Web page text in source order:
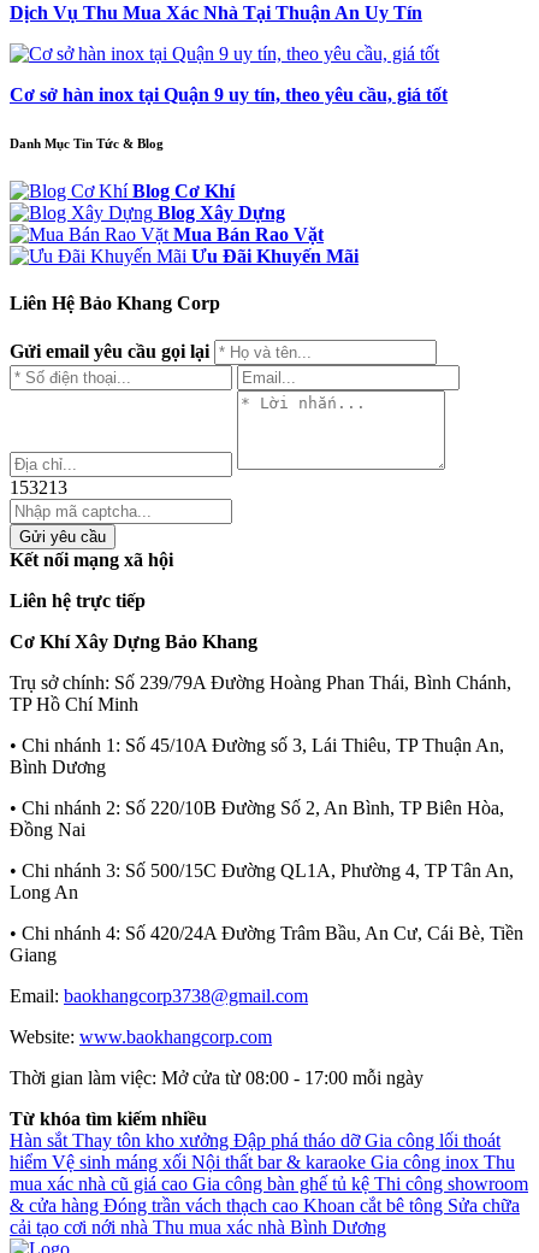
Dịch Vụ Thu Mua Xác Nhà Tại Thuận An Uy Tín
Cơ sở hàn inox tại Quận 9 uy tín, theo yêu cầu, giá tốt
Danh Mục Tin Tức & Blog
Blog Cơ Khí
Blog Xây Dựng
Mua Bán Rao Vặt
Ưu Đãi Khuyến Mãi
Liên Hệ Bảo Khang Corp
Gửi email yêu cầu gọi lại
153213
Gửi yêu cầu
Kết nối mạng xã hội
Liên hệ trực tiếp
Cơ Khí Xây Dựng Bảo Khang
Trụ sở chính: Số 239/79A Đường Hoàng Phan Thái, Bình Chánh,
TP Hồ Chí Minh
• Chi nhánh 1: Số 45/10A Đường số 3, Lái Thiêu, TP Thuận An,
Bình Dương
• Chi nhánh 2: Số 220/10B Đường Số 2, An Bình, TP Biên Hòa,
Đồng Nai
• Chi nhánh 3: Số 500/15C Đường QL1A, Phường 4, TP Tân An,
Long An
• Chi nhánh 4: Số 420/24A Đường Trâm Bầu, An Cư, Cái Bè, Tiền
Giang
Email: baokhangcorp3738@gmail.com
Website: www.baokhangcorp.com
Thời gian làm việc: Mở cửa từ 08:00 - 17:00 mỗi ngày
Từ khóa tìm kiếm nhiều
Hàn sắt Thay tôn kho xưởng Đập phá tháo dỡGia công lối thoát
hiểm Vệ sinh máng xối Nội thất bar & karaoke Gia công inox Thu
mua xác nhà cũ giá cao Gia công bàn ghế tủ kệ Thi công showroom
& cửa hàng Đóng trần vách thạch cao Khoan cắt bê tông Sửa chữa
cải tạo cơi nới nhà Thu mua xác nhà Bình Dương